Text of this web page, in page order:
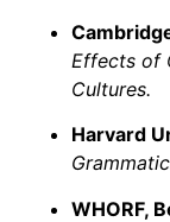
Effects of
Cultures.
Harvard
WHORF,